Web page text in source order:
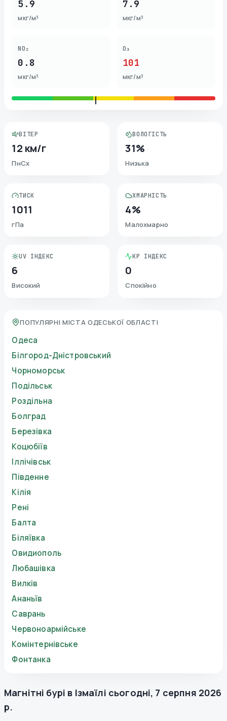
5.9
мкг/м³
7.9
мкг/м³
NO₂
0.8
мкг/м³
O₃
101
мкг/м³
ВІТЕР
12 км/г
ПнСх
ВОЛОГІСТЬ
31%
Низька
ТИСК
1011
гПа
ХМАРНІСТЬ
4%
Малохмарно
UV ІНДЕКС
6
Високий
KP ІНДЕКС
0
Спокійно
ПОПУЛЯРНІ МІСТА ОДЕСЬКОЇ ОБЛАСТІ
Одеса
Білгород-Дністровський
Чорноморськ
Подільськ
Роздільна
Болград
Березівка
Коцюбіїв
Іллічівськ
Південне
Кілія
Рені
Балта
Біляївка
Овидиополь
Любашівка
Вилків
Ананьїв
Саврань
Червоноармійське
Комінтернівське
Фонтанка
Магнітні бурі в Ізмаїлі сьогодні, 7 серпня 2026
р.